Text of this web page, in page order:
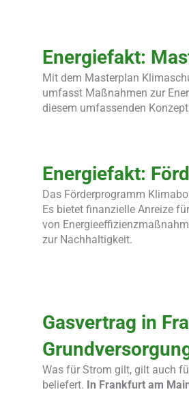
Energiefakt:
Mit dem Masterplan
umfasst Maßnahmen zur
diesem umfassenden
Energiefakt:
Das Förderprogramm
Es bietet finanzielle Anreize
von
zur Nachhaltigkeit.
Gasvertrag in
Was für Strom gilt, gilt auch
beliefert. In Frankfurt am